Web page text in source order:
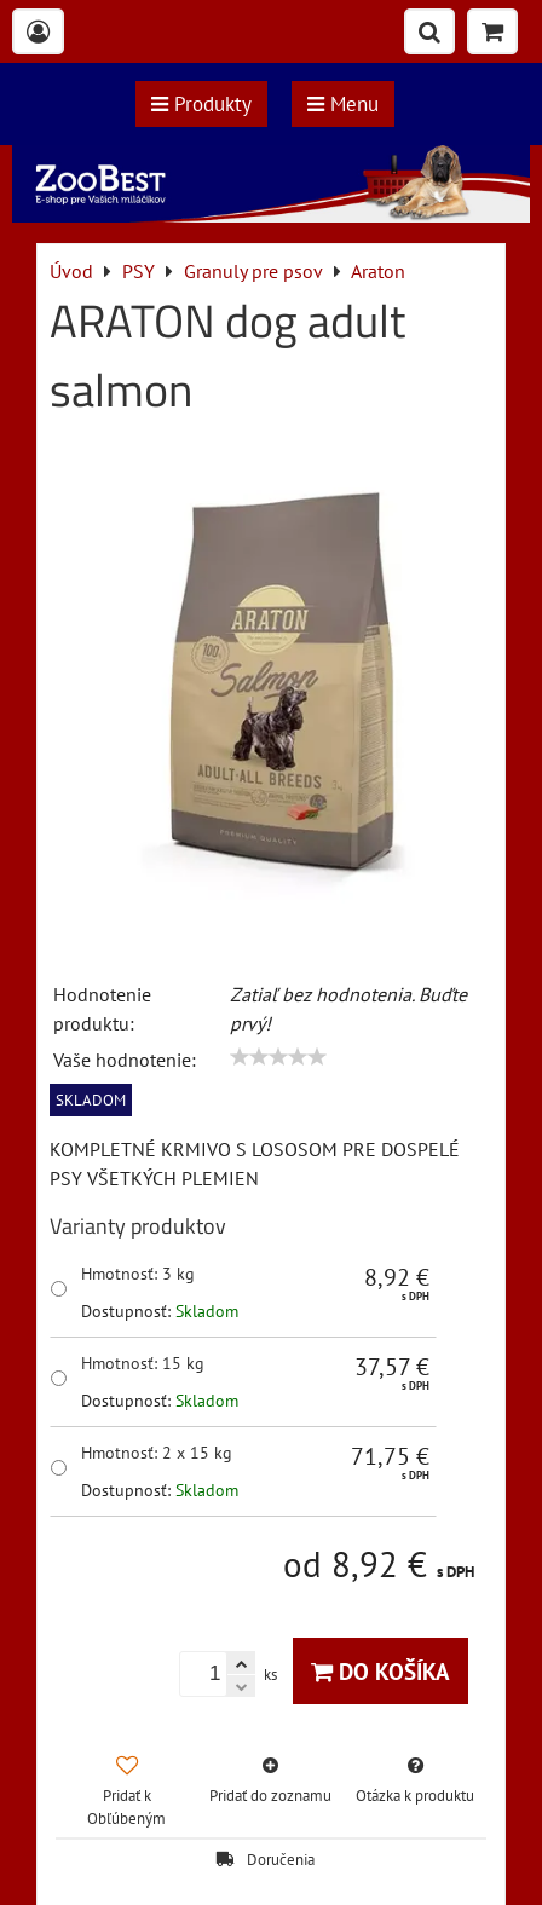
Produkty Menu
Úvod PSY Granuly pre psov Araton
ARATON dog adult
salmon
Hodnotenie
produktu:
Zatiaľ bez hodnotenia. Buďte
prvý!
Vaše hodnotenie:
SKLADOM
KOMPLETNÉ KRMIVO S LOSOSOM PRE DOSPELÉ
PSY VŠETKÝCH PLEMIEN
Varianty produktov
Hmotnosť: 3 kg
Dostupnosť: Skladom
8,92 €
s DPH
Hmotnosť: 15 kg
Dostupnosť: Skladom
37,57 €
s DPH
Hmotnosť: 2 x 15 kg
Dostupnosť: Skladom
71,75 €
s DPH
od 8,92 € s DPH
ks DO KOŠÍKA
Pridať k
Obľúbeným
Pridať do zoznamu Otázka k produktu
Doručenia